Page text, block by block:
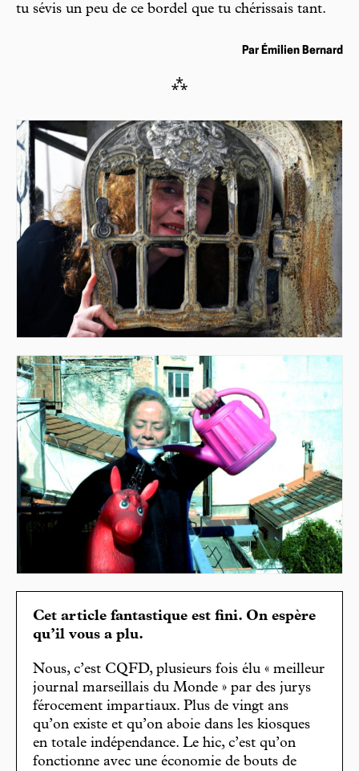
tu sévis un peu de ce bordel que tu chérissais tant.
Par Émilien Bernard
⁂
Cet article fantastique est fini. On espère
qu’il vous a plu.
Nous, c’est CQFD, plusieurs fois élu « meilleur
journal marseillais du Monde » par des jurys
férocement impartiaux. Plus de vingt ans
qu’on existe et qu’on aboie dans les kiosques
en totale indépendance. Le hic, c’est qu’on
fonctionne avec une économie de bouts de